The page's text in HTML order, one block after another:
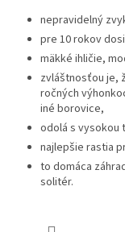
nepravidelný
pre 10 rokov
mäkké ihličie,
zvláštnosťou je,
ročných
iné borovice,
odolá s vysokou
najlepšie rastia
to domáca
solitér.